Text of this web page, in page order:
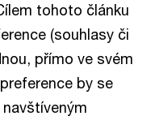
tohoto článku
(souhlasy či
přímo ve svém
by se